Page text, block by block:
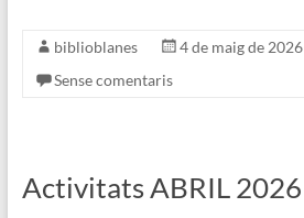
biblioblanes 4 de maig de 2026
Sense comentaris
Activitats ABRIL 2026